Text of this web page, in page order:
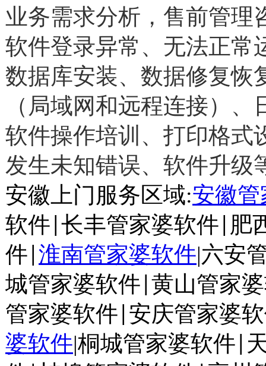
业务需求分析，售前管理
软件登录异常、无法正常
数据库安装、数据修复恢
（局域网和远程连接）
软件操作培训、打印格式
发生未知错误、软件升级
安徽上门服务区域:安徽
软件 长丰管家婆软件 肥
件 淮南管家婆软件|六安
城管家婆软件 黄山管家
管家婆软件 安庆管家婆
婆软件|桐城管家婆软件